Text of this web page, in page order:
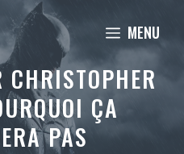
MENU
ÇA
PAS